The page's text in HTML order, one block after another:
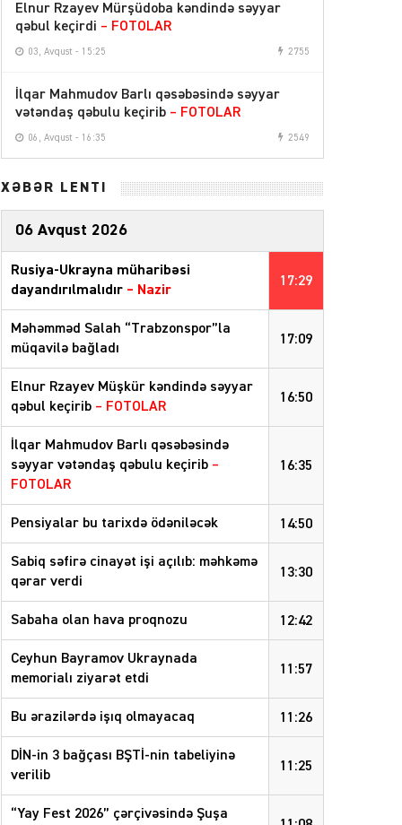
Elnur Rzayev Mürşüdoba kəndində səyyar
qəbul keçirdi – FOTOLAR
03, Avqust - 15:25 2755
İlqar Mahmudov Barlı qəsəbəsində səyyar
vətəndaş qəbulu keçirib – FOTOLAR
06, Avqust - 16:35 2549
XƏBƏR LENTİ
06 Avqust 2026
17:29
Rusiya-Ukrayna müharibəsi
dayandırılmalıdır – Nazir
17:09
Məhəmməd Salah “Trabzonspor”la
müqavilə bağladı
16:50
Elnur Rzayev Müşkür kəndində səyyar
qəbul keçirib – FOTOLAR
16:35
İlqar Mahmudov Barlı qəsəbəsində
səyyar vətəndaş qəbulu keçirib –
FOTOLAR
14:50
Pensiyalar bu tarixdə ödəniləcək
13:30
Sabiq səfirə cinayət işi açılıb: məhkəmə
qərar verdi
12:42
Sabaha olan hava proqnozu
11:57
Ceyhun Bayramov Ukraynada
memorialı ziyarət etdi
11:26
Bu ərazilərdə işıq olmayacaq
11:25
DİN-in 3 bağçası BŞTİ-nin tabeliyinə
verilib
“Yay Fest 2026” çərçivəsində Şuşa